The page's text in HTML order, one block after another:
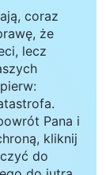
coraz
że
lecz
Pana i
kliknij
do